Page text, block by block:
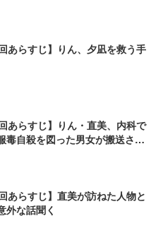
あらすじ】りん、夕凪を救う手
あらすじ】りん・直美、内科で
毒自殺を図った男女が搬送され
あらすじ】直美が訪ねた人物と
外な話聞く